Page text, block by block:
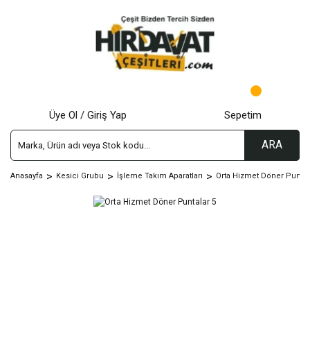
ARA
Üye Ol / Giriş Yap Sepetim
Anasayfa Kesici Grubu İşleme Takım Aparatları Orta Hizmet Döner Punta